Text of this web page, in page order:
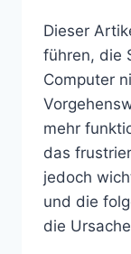
Dieser
führen, die
Computer
mehr
das
jedoch
und die
die